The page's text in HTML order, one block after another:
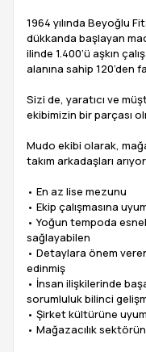
1964 yılında Beyoğlu
dükkanda başlayan
ilinde 1.400’ü aşkın
alanına sahip 120’den
Sizi de, yaratıcı ve
ekibimizin bir parçası
Mudo ekibi olarak,
takım arkadaşları
• En az lise mezunu
• Ekip çalışmasına
• Yoğun tempoda
sağlayabilen
• Detaylara önem
edinmiş
• İnsan ilişkilerinde
sorumluluk bilinci
• Şirket kültürüne
• Mağazacılık